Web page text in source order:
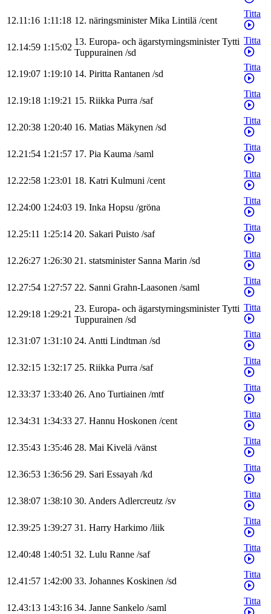
12.11:16 1:11:18 12. näringsminister Mika Lintilä /cent
Titta
12.14:59 1:15:02
13. Europa- och ägarstyrningsminister Tytti
Tuppurainen /sd
Titta
12.19:07 1:19:10 14. Piritta Rantanen /sd
Titta
12.19:18 1:19:21 15. Riikka Purra /saf
Titta
12.20:38 1:20:40 16. Matias Mäkynen /sd
Titta
12.21:54 1:21:57 17. Pia Kauma /saml
Titta
12.22:58 1:23:01 18. Katri Kulmuni /cent
Titta
12.24:00 1:24:03 19. Inka Hopsu /gröna
Titta
12.25:11 1:25:14 20. Sakari Puisto /saf
Titta
12.26:27 1:26:30 21. statsminister Sanna Marin /sd
Titta
12.27:54 1:27:57 22. Sanni Grahn-Laasonen /saml
Titta
12.29:18 1:29:21
23. Europa- och ägarstyrningsminister Tytti
Tuppurainen /sd
Titta
12.31:07 1:31:10 24. Antti Lindtman /sd
Titta
12.32:15 1:32:17 25. Riikka Purra /saf
Titta
12.33:37 1:33:40 26. Ano Turtiainen /mtf
Titta
12.34:31 1:34:33 27. Hannu Hoskonen /cent
Titta
12.35:43 1:35:46 28. Mai Kivelä /vänst
Titta
12.36:53 1:36:56 29. Sari Essayah /kd
Titta
12.38:07 1:38:10 30. AndersAdlercreutz /sv
Titta
12.39:25 1:39:27 31. Harry Harkimo /liik
Titta
12.40:48 1:40:51 32. Lulu Ranne /saf
Titta
12.41:57 1:42:00 33. Johannes Koskinen /sd
Titta
12.43:13 1:43:16 34. Janne Sankelo /saml
Titta